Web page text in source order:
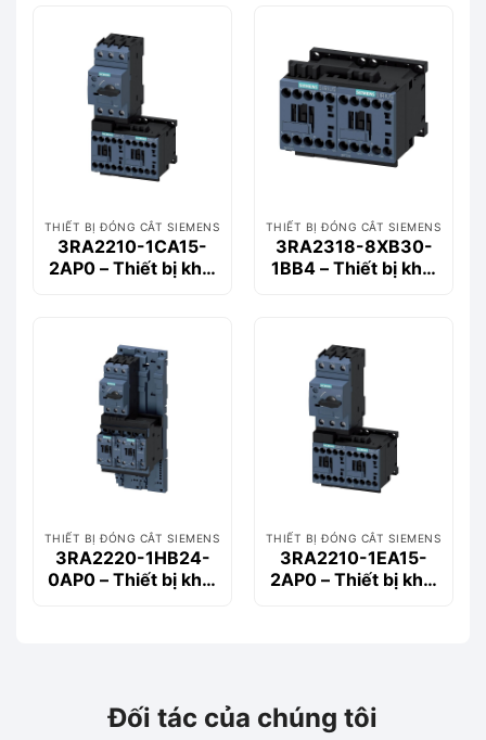
THIẾT BỊ ĐÓNG CẮT SIEMENS
3RA2210-1CA15-
2AP0 – Thiết bị khởi
THIẾT BỊ ĐÓNG CẮT SIEMENS
3RA2318-8XB30-
1BB4 – Thiết bị khởi
THIẾT BỊ ĐÓNG CẮT SIEMENS
3RA2220-1HB24-
0AP0 – Thiết bị khởi
THIẾT BỊ ĐÓNG CẮT SIEMENS
3RA2210-1EA15-
2AP0 – Thiết bị khởi
Đối tác của chúng tôi